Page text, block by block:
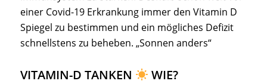
einer Covid-19 Erkrankung immer den Vitamin D
Spiegel zu bestimmen und ein mögliches Defizit
schnellstens zu beheben. „Sonnen anders“
VITAMIN-D TANKEN WIE?